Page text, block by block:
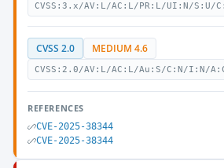
CVSS:3.x/AV:L/AC:L/PR:L/UI:N/S:U/
CVSS 2.0 MEDIUM 4.6
CVSS:2.0/AV:L/AC:L/Au:S/C:N/I:N/
REFERENCES
CVE-2025-38344
CVE-2025-38344